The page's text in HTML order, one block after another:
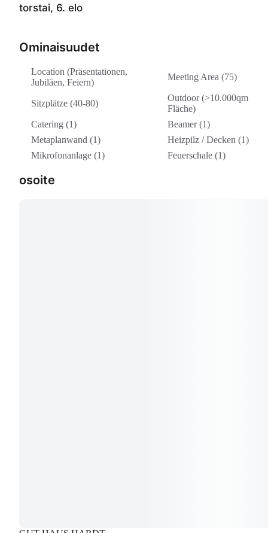
torstai, 6. elo
Ominaisuudet
Location (Präsentationen,
Jubiläen, Feiern)
Meeting Area (75)
Sitzplätze (40-80)
Outdoor (>10.000qm
Fläche)
Catering (1)
Beamer (1)
Metaplanwand (1)
Heizpilz / Decken (1)
Mikrofonanlage (1)
Feuerschale (1)
osoite